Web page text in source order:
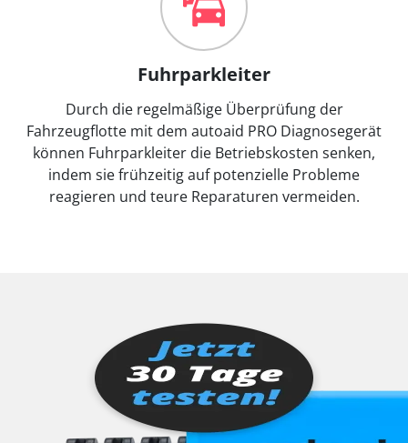
Fuhrparkleiter
Durch die regelmäßige Überprüfung der
Fahrzeugflotte mit dem autoaid PRO Diagnosegerät
können Fuhrparkleiter die Betriebskosten senken,
indem sie frühzeitig auf potenzielle Probleme
reagieren und teure Reparaturen vermeiden.